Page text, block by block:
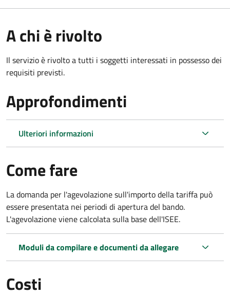
A chi è rivolto
Il servizio è rivolto a tutti i soggetti interessati in possesso dei
requisiti previsti.
Approfondimenti
Ulteriori informazioni
Come fare
La domanda per l'agevolazione sull'importo della tariffa può
essere presentata nei periodi di apertura del bando.
L'agevolazione viene calcolata sulla base dell'ISEE.
Moduli da compilare e documenti da allegare
Costi